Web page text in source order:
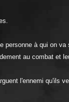
personne à qui on va
au combat et
l'ennemi qu'ils